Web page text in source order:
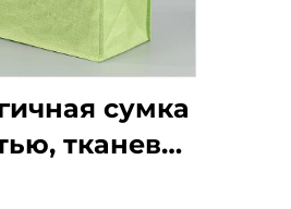
сумка
тканевая